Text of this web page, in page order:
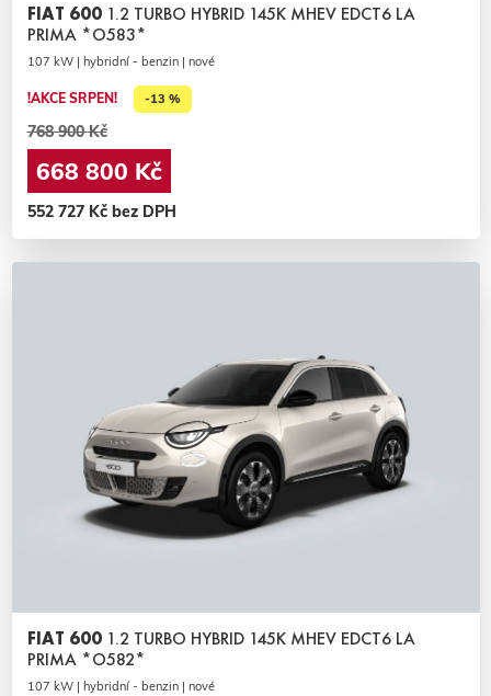
FIAT 600 1.2 TURBO HYBRID 145K MHEV EDCT6 LA
PRIMA *O583*
107 kW | hybridní - benzin | nové
!AKCE SRPEN! -13 %
768 900 Kč
668 800 Kč
552 727 Kč bez DPH
FIAT 600 1.2 TURBO HYBRID 145K MHEV EDCT6 LA
PRIMA *O582*
107 kW | hybridní - benzin | nové